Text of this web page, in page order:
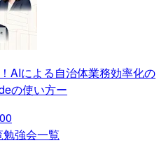
AIによる自治体業務効率化の
の使い方ー
勉強会一覧